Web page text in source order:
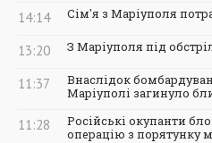
14:14 Сім'я з Маріуполя
13:20 З Маріуполя під
11:37
Внаслідок
Маріуполі загинуло
11:28
Російські окупанти
операцію з порятунку